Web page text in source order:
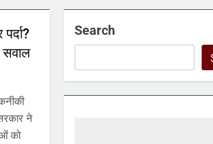
सवाल
ने
को
Search